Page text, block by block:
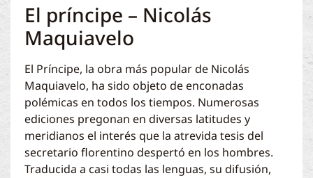
El príncipe – Nicolás
Maquiavelo
El Príncipe, la obra más popular de Nicolás
Maquiavelo, ha sido objeto de enconadas
polémicas en todos los tiempos. Numerosas
ediciones pregonan en diversas latitudes y
meridianos el interés que la atrevida tesis del
secretario florentino despertó en los hombres.
Traducida a casi todas las lenguas, su difusión,